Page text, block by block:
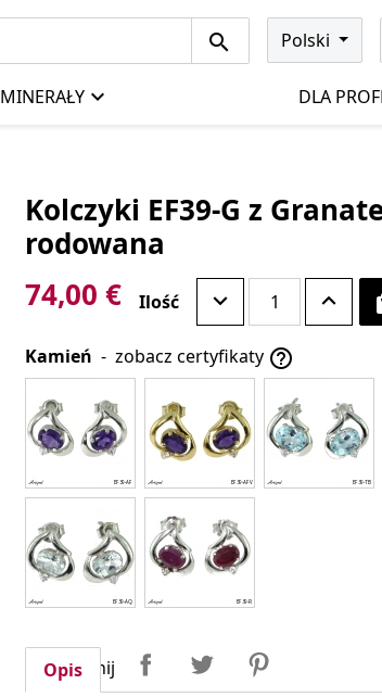
Polski
MINERAŁY DLA
Kolczyki EF39-G z
rodowana
74,00 €
Ilość
Kamień - zobacz certyfikaty 
Udostępnij UdostępnijTweetuj
Opis